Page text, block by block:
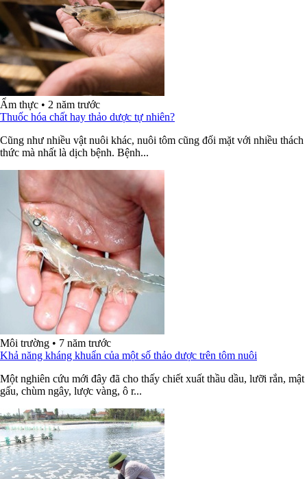
Ẩm thực • 2 năm trước
Thuốc hóa chất hay thảo dược tự nhiên?
Cũng như nhiều vật nuôi khác, nuôi tôm cũng đối mặt với nhiều thách
thức mà nhất là dịch bệnh. Bệnh...
Môi trường • 7 năm trước
Khả năng kháng khuẩn của một số thảo dược trên tôm nuôi
Một nghiên cứu mới đây đã cho thấy chiết xuất thầu dầu, lưỡi rắn, mật
gấu, chùm ngây, lược vàng, ô r...